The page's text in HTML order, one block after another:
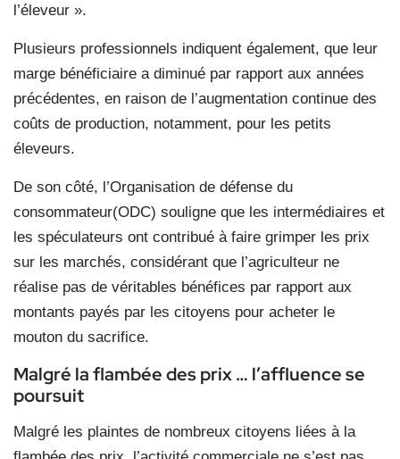
l’éleveur ».
Plusieurs professionnels indiquent également, que leur
marge bénéficiaire a diminué par rapport aux années
précédentes, en raison de l’augmentation continue des
coûts de production, notamment, pour les petits
éleveurs.
De son côté, l’Organisation de défense du
consommateur(ODC) souligne que les intermédiaires et
les spéculateurs ont contribué à faire grimper les prix
sur les marchés, considérant que l’agriculteur ne
réalise pas de véritables bénéfices par rapport aux
montants payés par les citoyens pour acheter le
mouton du sacrifice.
Malgré la flambée des prix … l’affluence se
poursuit
Malgré les plaintes de nombreux citoyens liées à la